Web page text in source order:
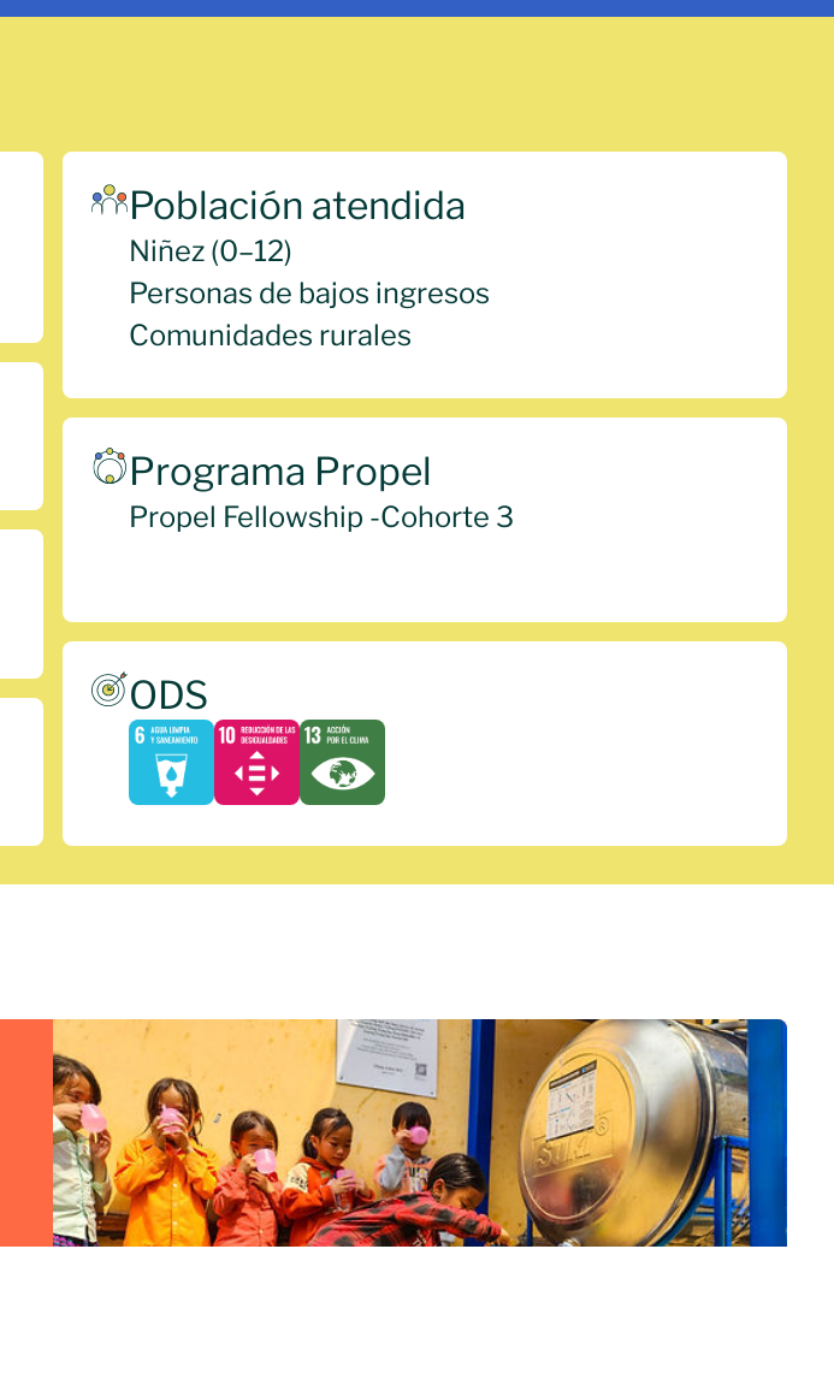
Población atendida
Niñez (0–12)
Personas de bajos ingresos
Comunidades rurales
Programa Propel
Propel Fellowship -Cohorte 3
ODS